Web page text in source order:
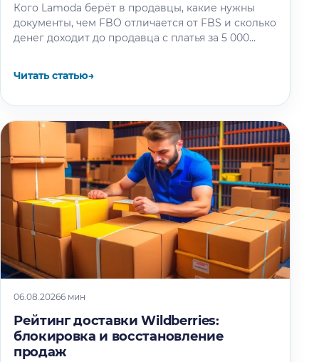
Кого Lamoda берёт в продавцы, какие нужны
документы, чем FBO отличается от FBS и сколько
денег доходит до продавца с платья за 5 000…
Читать статью→
06.08.20266 мин
Рейтинг доставки Wildberries:
блокировка и восстановление
продаж